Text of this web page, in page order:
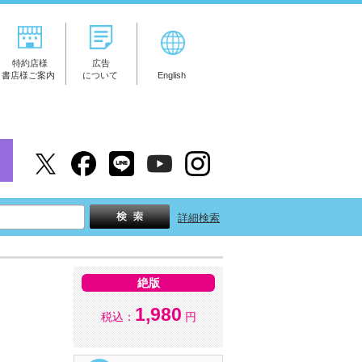
特約店様
書店様ご案内
広告
について
English
詳細検索
絶版
税込： 1,980 円